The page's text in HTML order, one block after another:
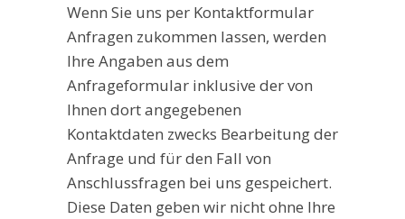
Wenn Sie uns per Kontaktformular
Anfragen zukommen lassen, werden
Ihre Angaben aus dem
Anfrageformular inklusive der von
Ihnen dort angegebenen
Kontaktdaten zwecks Bearbeitung der
Anfrage und für den Fall von
Anschlussfragen bei uns gespeichert.
Diese Daten geben wir nicht ohne Ihre